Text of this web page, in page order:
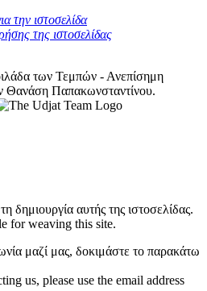
την ιστοσελίδα
της ιστοσελίδας
των Τεμπών - Ανεπίσημη
Θανάση Παπακωνσταντίνου.
δημιουργία αυτής της ιστοσελίδας.
for weaving this site.
μαζί μας, δοκιμάστε το παρακάτω
us, please use the email address